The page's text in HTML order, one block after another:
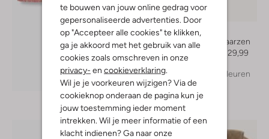
te bouwen van jouw online gedrag voor
gepersonaliseerde advertenties. Door
op "Accepteer alle cookies" te klikken,
ga je akkoord met het gebruik van alle
cookies zoals omschreven in onze
privacy- en cookieverklaring.
Wil je je voorkeuren wijzigen? Via de
cookieknop onderaan de pagina kun je
jouw toestemming ieder moment
intrekken. Wil je meer informatie of een
klacht indienen? Ga naar onze
Ontdek de look
Clic!
Cowboylaarzen
€ 129,99
+ meer kleuren